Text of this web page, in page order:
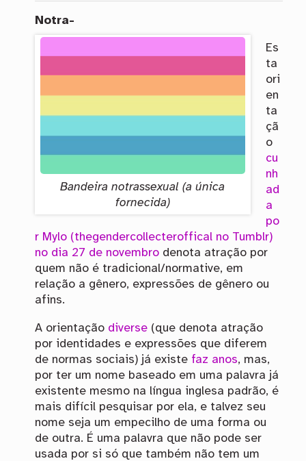
Notra-
Bandeira notrassexual (a única
fornecida)
Es
ta
ori
en
ta
çã
o
cu
nh
ad
a
po
r Mylo (thegendercollecteroffical no Tumblr)
no dia 27 de novembrodenota atração por
quem não é tradicional/normative, em
relação a gênero, expressões de gênero ou
afins.
A orientação diverse(que denota atração
por identidades e expressões que diferem
de normas sociais) já existe faz anos, mas,
por ter um nome baseado em uma palavra já
existente mesmo na língua inglesa padrão, é
mais difícil pesquisar por ela, e talvez seu
nome seja um empecilho de uma forma ou
de outra. É uma palavra que não pode ser
usada por si só que também não tem um